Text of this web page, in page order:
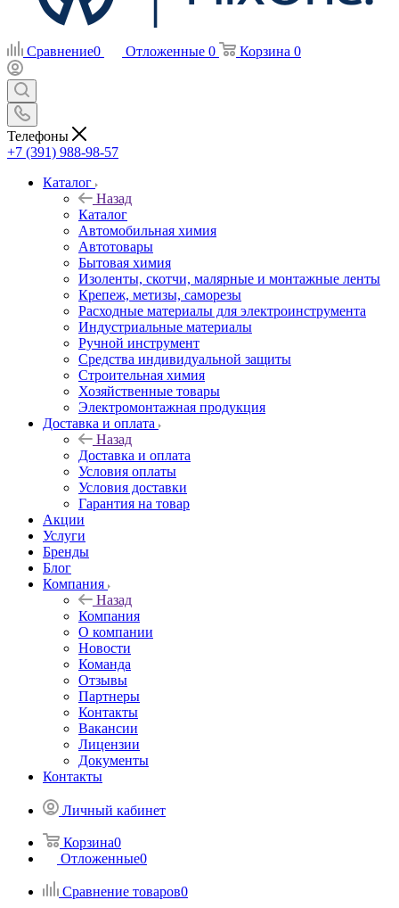
Сравнение0 Отложенные 0 Корзина 0
Телефоны
+7 (391) 988-98-57
Каталог
Назад
Каталог
Автомобильная химия
Автотовары
Бытовая химия
Изоленты, скотчи, малярные и монтажные ленты
Крепеж, метизы, саморезы
Расходные материалы для электроинструмента
Индустриальные материалы
Ручной инструмент
Средства индивидуальной защиты
Строительная химия
Хозяйственные товары
Электромонтажная продукция
Доставка и оплата
Назад
Доставка и оплата
Условия оплаты
Условия доставки
Гарантия на товар
Акции
Услуги
Бренды
Блог
Компания
Назад
Компания
О компании
Новости
Команда
Отзывы
Партнеры
Контакты
Вакансии
Лицензии
Документы
Контакты
Личный кабинет
Корзина0
Отложенные0
Сравнение товаров0